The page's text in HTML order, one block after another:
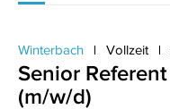
Winterbach Vollzeit
Senior
(m/w/d)